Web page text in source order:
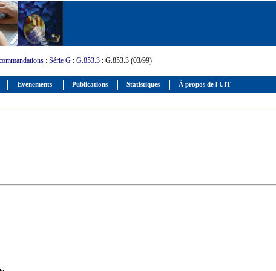
Evénements Publications Statistiques À propos de l'UIT
: Série G : G.853.3 : G.853.3 (03/99)